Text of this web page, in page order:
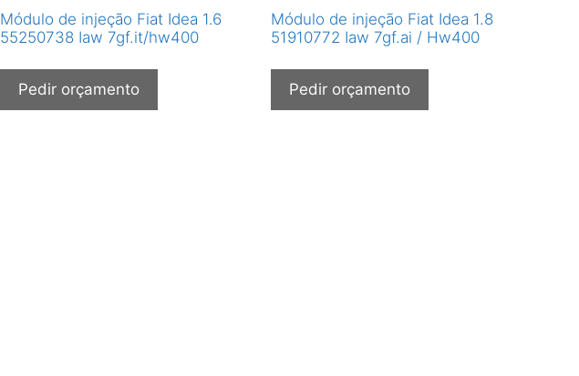
Módulo de injeção Fiat Idea 1.6
55250738 Iaw 7gf.it/hw400
Pedir orçamento
Módulo de injeção Fiat Idea 1.8
51910772 Iaw 7gf.ai / Hw400
Pedir orçamento